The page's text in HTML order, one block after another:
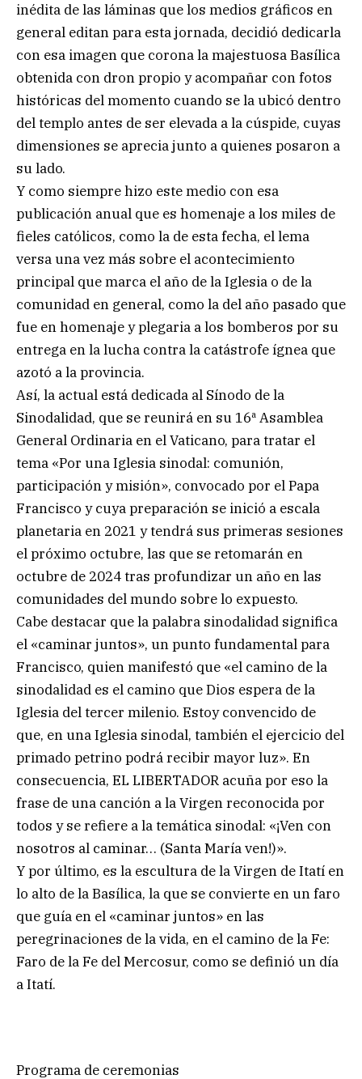
inédita de las láminas que los medios gráficos en
general editan para esta jornada, decidió dedicarla
con esa imagen que corona la majestuosa Basílica
obtenida con dron propio y acompañar con fotos
históricas del momento cuando se la ubicó dentro
del templo antes de ser elevada a la cúspide, cuyas
dimensiones se aprecia junto a quienes posaron a
su lado.
Y como siempre hizo este medio con esa
publicación anual que es homenaje a los miles de
fieles católicos, como la de esta fecha, el lema
versa una vez más sobre el acontecimiento
principal que marca el año de la Iglesia o de la
comunidad en general, como la del año pasado que
fue en homenaje y plegaria a los bomberos por su
entrega en la lucha contra la catástrofe ígnea que
azotó a la provincia.
Así, la actual está dedicada al Sínodo de la
Sinodalidad, que se reunirá en su 16ª Asamblea
General Ordinaria en el Vaticano, para tratar el
tema «Por una Iglesia sinodal: comunión,
participación y misión», convocado por el Papa
Francisco y cuya preparación se inició a escala
planetaria en 2021 y tendrá sus primeras sesiones
el próximo octubre, las que se retomarán en
octubre de 2024 tras profundizar un año en las
comunidades del mundo sobre lo expuesto.
Cabe destacar que la palabra sinodalidad significa
el «caminar juntos», un punto fundamental para
Francisco, quien manifestó que «el camino de la
sinodalidad es el camino que Dios espera de la
Iglesia del tercer milenio. Estoy convencido de
que, en una Iglesia sinodal, también el ejercicio del
primado petrino podrá recibir mayor luz». En
consecuencia, EL LIBERTADOR acuña por eso la
frase de una canción a la Virgen reconocida por
todos y se refiere a la temática sinodal: «¡Ven con
nosotros al caminar… (Santa María ven!)».
Y por último, es la escultura de la Virgen de Itatí en
lo alto de la Basílica, la que se convierte en un faro
que guía en el «caminar juntos» en las
peregrinaciones de la vida, en el camino de la Fe:
Faro de la Fe del Mercosur, como se definió un día
a Itatí.
Programa de ceremonias